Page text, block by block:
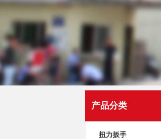
产品分类
扭力扳手